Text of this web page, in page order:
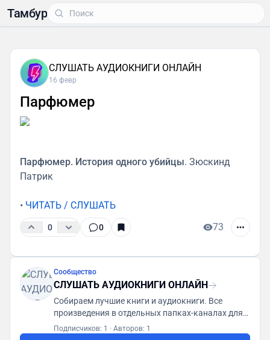
Тамбур
СЛУШАТЬ АУДИОКНИГИ ОНЛАЙН
16 февр
Парфюмер
Парфюмер. История одного убийцы. Зюскинд
Патрик
• ЧИТАТЬ / СЛУШАТЬ
0 0 73
Сообщество
СЛУШАТЬ АУДИОКНИГИ ОНЛАЙН
Собираем лучшие книги и аудиокниги. Все
произведения в отдельных папках-каналах для
удобства прослушивания Сотрудничество:
Подписчиков: 1 · Авторов: 1